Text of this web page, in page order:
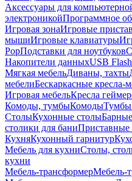
Аксессуары для
электроникойПрограммное
Игровая зонаИгровые
мышиИгровые клавиатуры
PopПодставки для ноутбуков
Накопители данныхUSB
Мягкая мебельДиваны, тахты
мебелиБескаркасные
Игровая мебельКресла
Комоды, тумбыКомодыТумбы
СтолыКухонные столы
столики для баниПриставные
КухняКухонный гарнитур
Мебель для кухниСтолы,
кухни
Мебель-трансформерМебель-